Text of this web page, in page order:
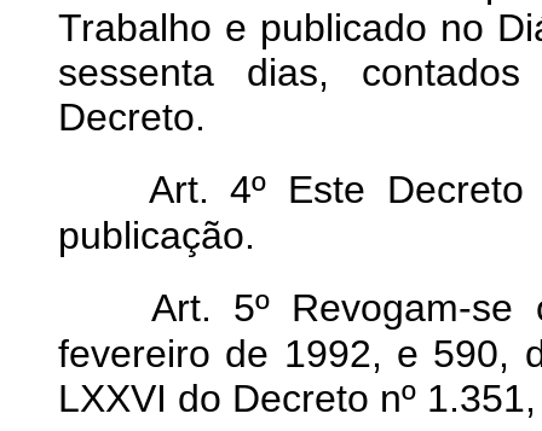
Trabalho e publicado no
sessenta dias,
Decreto.
Art. 4º Este
publicação.
Art. 5º Revogam-
fevereiro de 1992, e 590,
LXXVI do Decreto nº